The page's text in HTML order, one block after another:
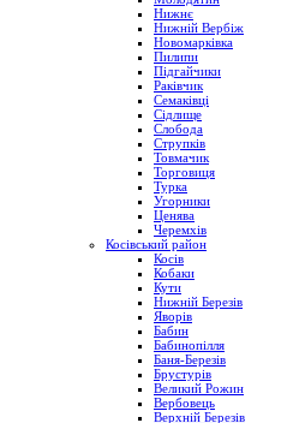
Нижнє
Нижній Вербіж
Новомарківка
Пилипи
Підгайчики
Раківчик
Семаківці
Сідлище
Слобода
Струпків
Товмачик
Торговиця
Турка
Угорники
Ценява
Черемхів
Косівський район
Косів
Кобаки
Кути
Нижній Березів
Яворів
Бабин
Бабинопілля
Баня-Березів
Брустурів
Великий Рожин
Вербовець
Верхній Березів